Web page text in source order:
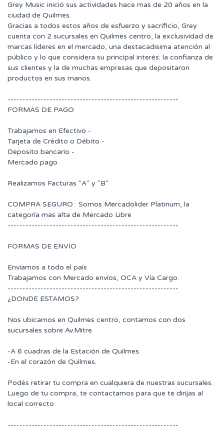
Grey Music inició sus actividades hace mas de 20 años en la
ciudad de Quilmes.
Gracias a todos estos años de esfuerzo y sacrificio, Grey
cuenta con 2 sucursales en Quilmes centro, la exclusividad de
marcas líderes en el mercado, una destacadisima atención al
público y lo que considera su principal interés: la confianza de
sus clientes y la de muchas empresas que depositaron
productos en sus manos.
---------------------------------------------------------
FORMAS DE PAGO
Trabajamos en Efectivo -
Tarjeta de Crédito o Débito -
Deposito bancario -
Mercado pago
Realizamos Facturas "A" y "B"
COMPRA SEGURO : Somos Mercadolider Platinum, la
categoría mas alta de Mercado Libre
---------------------------------------------------------
FORMAS DE ENVÍO
Enviamos a todo el país
Trabajamos con Mercado envíos, OCA y Vía Cargo.
---------------------------------------------------------
¿DONDE ESTAMOS?
Nos ubicamos en Quilmes centro, contamos con dos
sucursales sobre Av.Mitre
-A 6 cuadras de la Estación de Quilmes.
-En el corazón de Quilmes.
Podés retirar tu compra en cualquiera de nuestras sucursales.
Luego de tu compra, te contactamos para que te dirijas al
local correcto.
---------------------------------------------------------